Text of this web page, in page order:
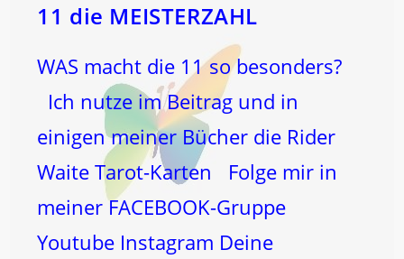
11 die MEISTERZAHL
WAS macht die 11 so besonders?
Ich nutze im Beitrag und in
einigen meiner Bücher die Rider
Waite Tarot-Karten Folge mir in
meiner FACEBOOK-Gruppe
Youtube Instagram Deine